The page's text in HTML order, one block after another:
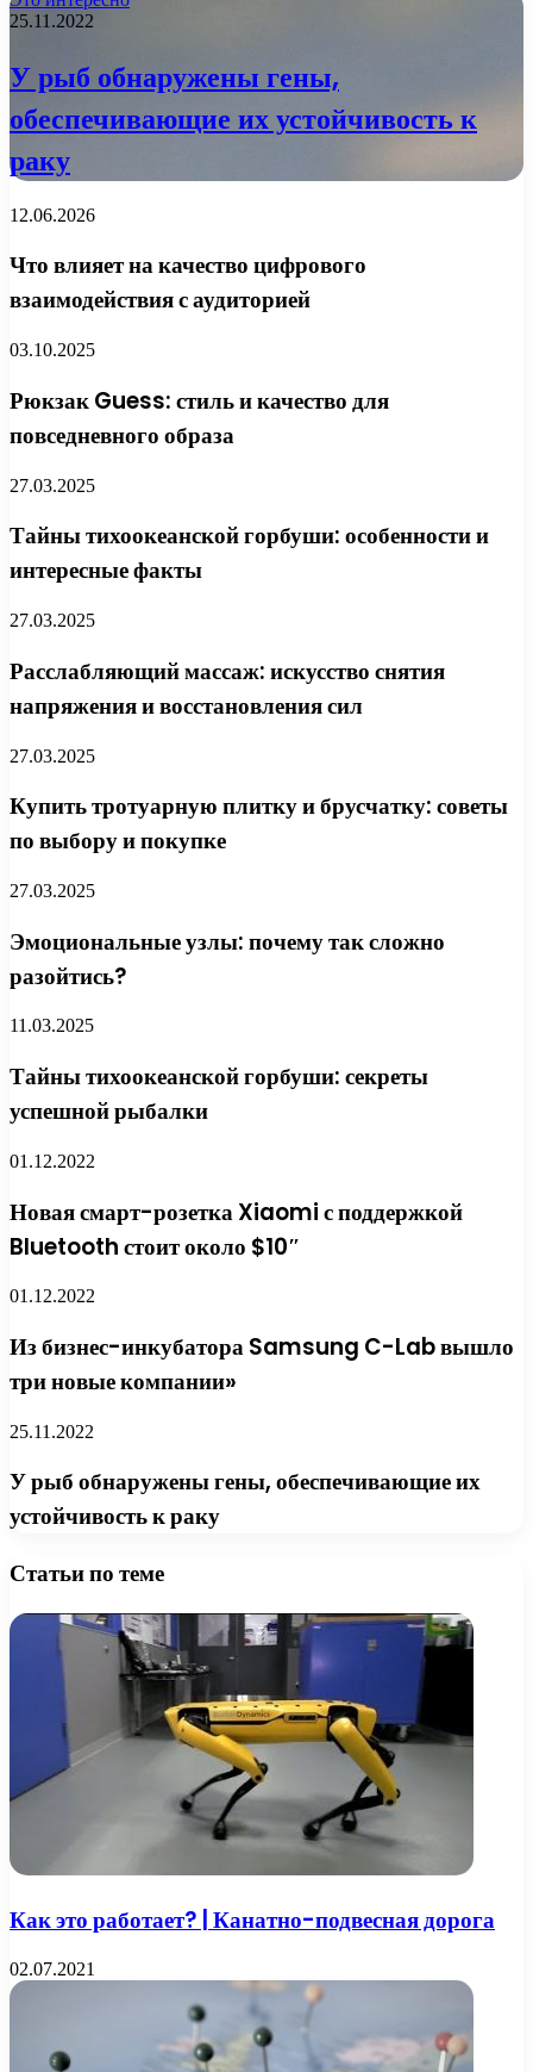
25.11.2022
У рыб обнаружены гены,
обеспечивающие их устойчивость к
раку
12.06.2026
Что влияет на качество цифрового
взаимодействия с аудиторией
03.10.2025
Рюкзак Guess: стиль и качество для
повседневного образа
27.03.2025
Тайны тихоокеанской горбуши: особенности и
интересные факты
27.03.2025
Расслабляющий массаж: искусство снятия
напряжения и восстановления сил
27.03.2025
Купить тротуарную плитку и брусчатку: советы
по выбору и покупке
27.03.2025
Эмоциональные узлы: почему так сложно
разойтись?
11.03.2025
Тайны тихоокеанской горбуши: секреты
успешной рыбалки
01.12.2022
Новая смарт-розетка Xiaomi с поддержкой
Bluetooth стоит около $10″
01.12.2022
Из бизнес-инкубатора Samsung C-Lab вышло
три новые компании»
25.11.2022
У рыб обнаружены гены, обеспечивающие их
устойчивость к раку
Статьи по теме
Как это работает? | Канатно-подвесная дорога
02.07.2021